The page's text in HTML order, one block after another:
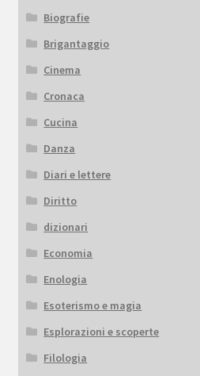
Biografie
Brigantaggio
Cinema
Cronaca
Cucina
Danza
Diari e lettere
Diritto
dizionari
Economia
Enologia
Esoterismo e magia
Esplorazioni e scoperte
Filologia